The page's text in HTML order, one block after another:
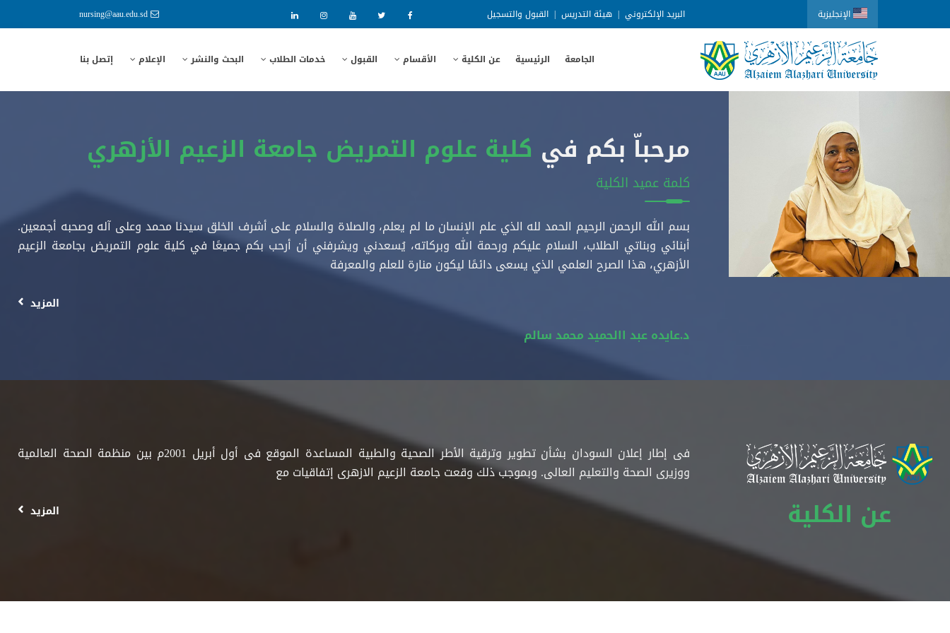
الإنجليزية البريد الإلكتروني | هيئة التدريس | القبول والتسجيل nursing@aau.edu.sd
الجامعة الرئيسية عن الكلية الأقسام القبول خدمات الطلاب البحث والنشر الإعلام إتصل بنا
مرحباّ بكم في كلية علوم التمريض جامعة الزعيم الأزهري
كلمة عميد الكلية
بسم الله الرحمن الرحيم الحمد لله الذي علم الإنسان ما لم يعلم، والصلاة والسلام على أشرف الخلق سيدنا محمد وعلى آله وصحبه أجمعين.
أبنائي وبناتي الطلاب، السلام عليكم ورحمة الله وبركاته، يُسعدني ويشرفني أن أرحب بكم جميعًا في كلية علوم التمريض بجامعة الزعيم
الأزهري، هذا الصرح العلمي الذي يسعى دائمًا ليكون منارة للعلم والمعرفة
المزيد
د.عايده عبد االحميد محمد سالم
عن الكلية
فى إطار إعلان السودان بشأن تطوير وترقية الأطر الصحية والطبية المساعدة الموقع فى أول أبريل 2001م بين منظمة الصحة العالمية
ووزيرى الصحة والتعليم العالى. وبموجب ذلك وقعت جامعة الزعيم الازهرى إتفاقيات مع
المزيد